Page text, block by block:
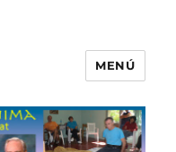
MENÚ